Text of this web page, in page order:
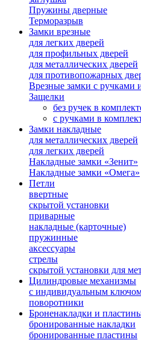
Пружины дверные
Терморазрыв
Замки врезные
для легких дверей
для профильных дверей
для металлических дверей
для противопожарных
Врезные замки с ручками
Защелки
без ручек в
с ручками в
Замки накладные
для металлических дверей
для легких дверей
Накладные замки «Зенит»
Накладные замки «Омега»
Петли
ввертные
скрытой установки
приварные
накладные (карточные)
пружинные
аксессуары
стрелы
скрытой установки для
Цилиндровые механизмы
с индивидуальным
поворотники
Броненакладки и
бронированные накладки
бронированные пластины